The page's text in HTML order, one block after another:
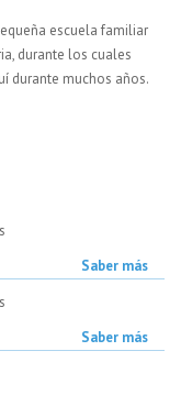
escuela familiar
durante los cuales
durante muchos años.
Saber más
Saber más